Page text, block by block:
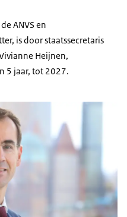
ANVS en
is door staatssecretaris
Heijnen,
5 jaar, tot 2027.
Brugmans met achter hem